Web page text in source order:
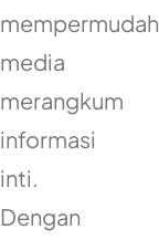
mempermudah
media
merangkum
informasi
inti.
Dengan